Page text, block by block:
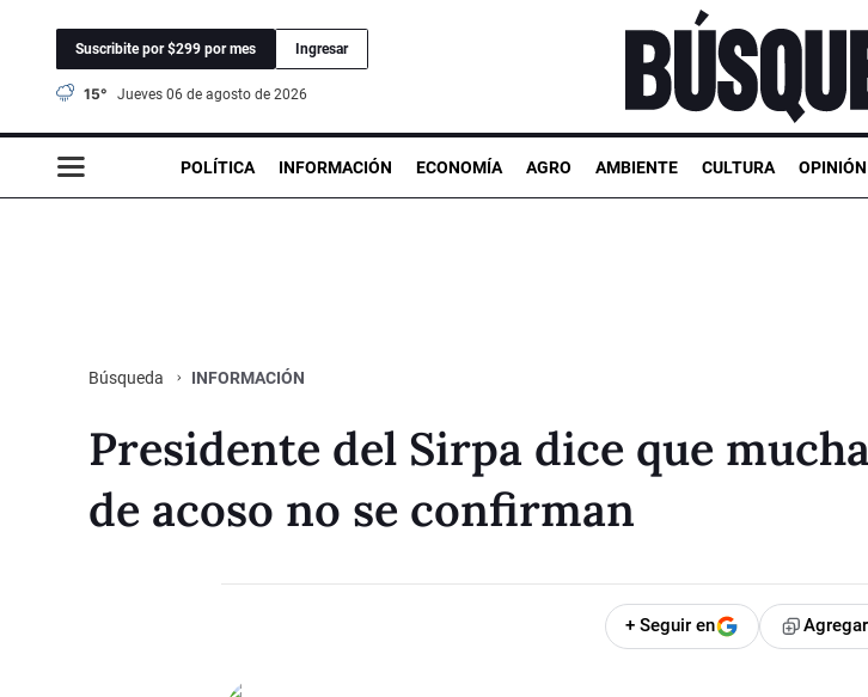
Suscribite por $299 por mes Ingresar
15° jueves 06 de agosto de 2026
POLÍTICA INFORMACIÓN ECONOMÍA AGRO AMBIENTE CULTURA OPINIÓN
Búsqueda INFORMACIÓN
Presidente del Sirpa dice que
de acoso no se confirman
+ Seguir en